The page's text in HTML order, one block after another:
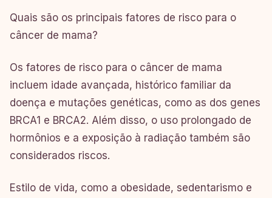
Quais são os principais fatores de risco para o
câncer de mama?
Os fatores de risco para o câncer de mama
incluem idade avançada, histórico familiar da
doença e mutações genéticas, como as dos genes
BRCA1 e BRCA2. Além disso, o uso prolongado de
hormônios e a exposição à radiação também são
considerados riscos.
Estilo de vida, como a obesidade, sedentarismo e